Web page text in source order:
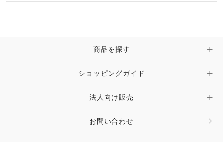
時計・財布・キーケース・革小物
キーホルダー・チャーム・ストラップ
その他 ファッション雑貨
ピン・ブローチ・コサージュ
その他 アクセサリー
商品を探す
ショッピングガイド
法人向け販売
お問い合わせ